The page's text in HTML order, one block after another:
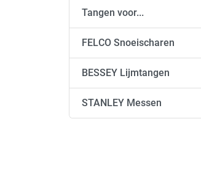
Tangen voor...
FELCO Snoeischaren
BESSEY Lijmtangen
STANLEY Messen